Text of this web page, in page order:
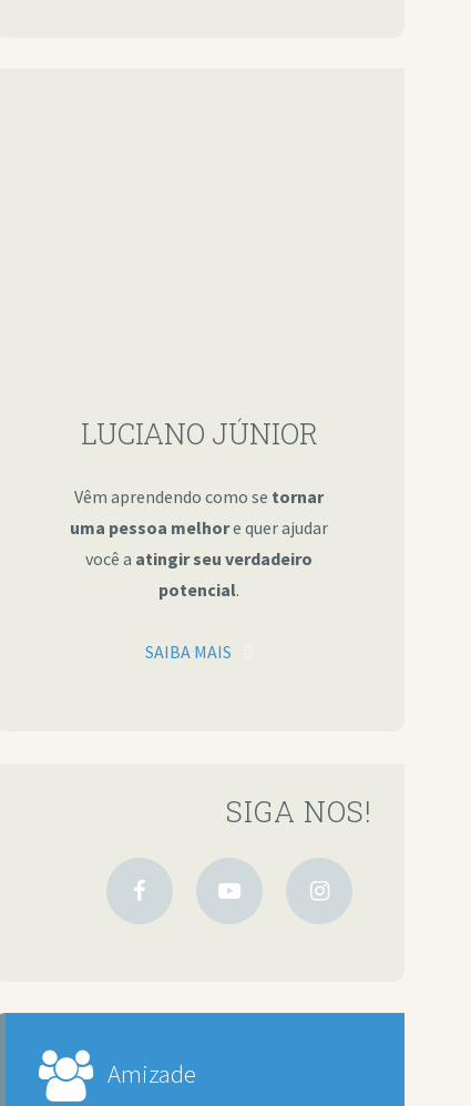
LUCIANO JÚNIOR
Vêm aprendendo como se tornar
uma pessoa melhore quer ajudar
você a atingir seu verdadeiro
potencial.
SAIBA MAIS
SIGA NOS!
Amizade